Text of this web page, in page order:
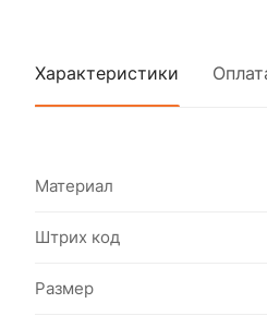
Характеристики
Материал
Штрих код
Размер